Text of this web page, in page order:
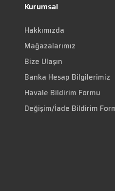
Kurumsal
Hakkımızda
Mağazalarımız
Bize Ulaşın
Banka Hesap Bilgilerimiz
Havale Bildirim Formu
Değişim/İade Bildirim